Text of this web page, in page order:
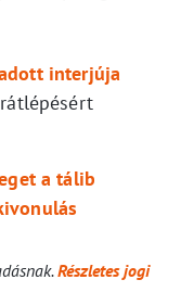
interjúja
a tálib
Részletes jogi